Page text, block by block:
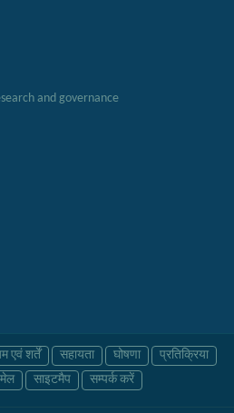
and governance
एवं शर्तें सहायता घोषणा
प्रतिक्रिया
साइटमैप सम्पर्क करें